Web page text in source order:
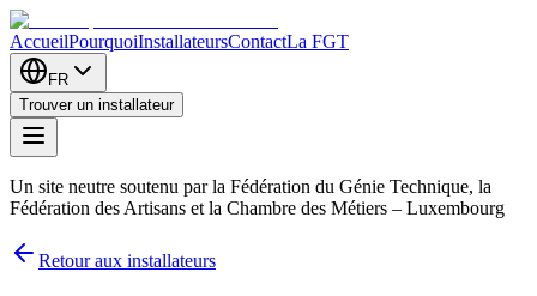
AccueilPourquoiInstallateursContactLa FGT
FR
Trouver un installateur
Un site neutre soutenu par la Fédération du Génie Technique, la
Fédération des Artisans et la Chambre des Métiers – Luxembourg
Retour aux installateurs